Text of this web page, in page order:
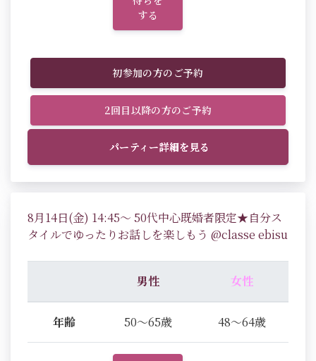
する
初参加の方のご予約
2回目以降の方のご予約
パーティー詳細を見る
8月14日(金) 14:45～ 50代中心既婚者限定★自分ス
タイルでゆったりお話しを楽しもう @classe ebisu
男性 女性
年齢 50～65歳 48～64歳